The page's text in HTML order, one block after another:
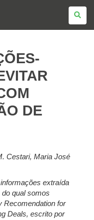
DE
Cestari, Maria José
extraída
qual somos
Recomendation for
Deals, escrito por